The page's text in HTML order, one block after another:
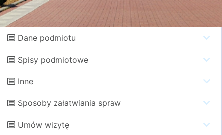
Dane podmiotu
Spisy podmiotowe
Inne
Sposoby załatwiania spraw
Umów wizytę